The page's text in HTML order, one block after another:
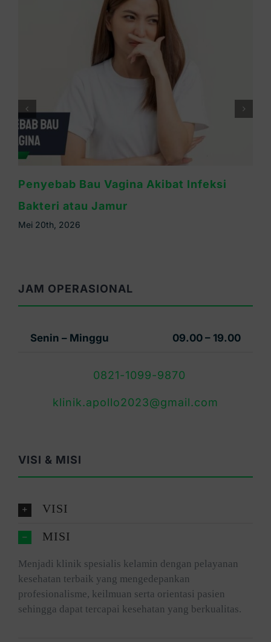
Miss V Gatal dan Bau Tidak Sedap? Bisa
Jadi Tanda Infeksi
Mei 16th, 2026
JAM OPERASIONAL
Senin – Minggu 09.00 – 19.00
0821-1099-9870
klinik.apollo2023@gmail.com
VISI & MISI
VISI
MISI
Menjadi klinik spesialis kelamin dengan pelayanan
kesehatan terbaik yang mengedepankan
profesionalisme, keilmuan serta orientasi pasien
sehingga dapat tercapai kesehatan yang berkualitas.